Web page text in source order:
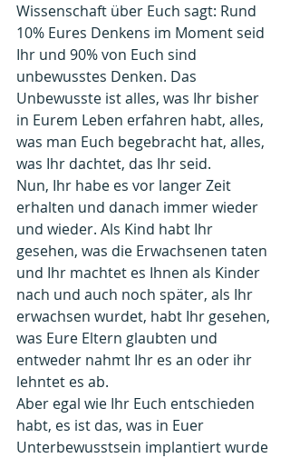
Wissenschaft über Euch sagt: Rund
10% Eures Denkens im Moment seid
Ihr und 90% von Euch sind
unbewusstes Denken. Das
Unbewusste ist alles, was Ihr bisher
in Eurem Leben erfahren habt, alles,
was man Euch begebracht hat, alles,
was Ihr dachtet, das Ihr seid.
Nun, Ihr habe es vor langer Zeit
erhalten und danach immer wieder
und wieder. Als Kind habt Ihr
gesehen, was die Erwachsenen taten
und Ihr machtet es Ihnen als Kinder
nach und auch noch später, als Ihr
erwachsen wurdet, habt Ihr gesehen,
was Eure Eltern glaubten und
entweder nahmt Ihr es an oder ihr
lehntet es ab.
Aber egal wie Ihr Euch entschieden
habt, es ist das, was in Euer
Unterbewusstsein implantiert wurde